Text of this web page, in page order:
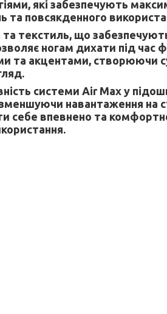
які забезпечують
та повсякденного
та текстиль, що
ногам дихати під час
та акцентами, створюючи
системи Air Max у
навантаження на
себе впевнено та